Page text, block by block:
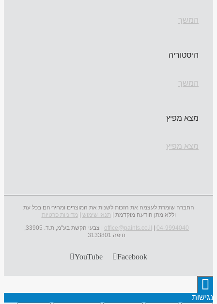
המשך
היסטוריה
המשך
מצא מפיץ
מצא מפיץ
החברה שומרת לעצמה את הזכות לשנות את המוצרים ומחיריהם בכל עת
וללא מתן הודעה מוקדמת | תנאי שימוש
מדיניות פרטיות
04-9994040
office@paints.co.il
| צבעי הקשת בע"מ, ת.ד. 33905,
חיפה 3133801
Facebook
YouTube
נגישות